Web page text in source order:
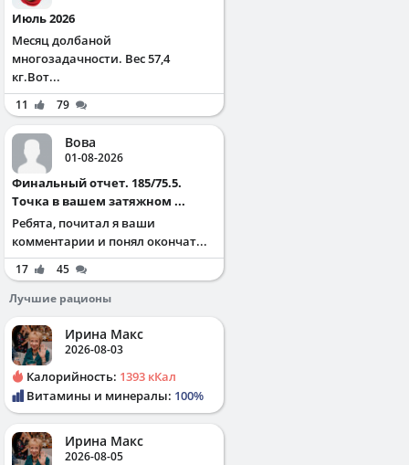
Июль 2026
Месяц долбаной
многозадачности. Вес 57,4
кг.Вот...
11 79
Вова
01-08-2026
Финальный отчет. 185/75.5.
Точка в вашем затяжном ...
Ребята, почитал я ваши
комментарии и понял окончат...
17
45
Лучшие рационы
Ирина Макс
2026-08-03
Калорийность: 1393 кКал
Витамины и минералы: 100%
Ирина Макс
2026-08-05